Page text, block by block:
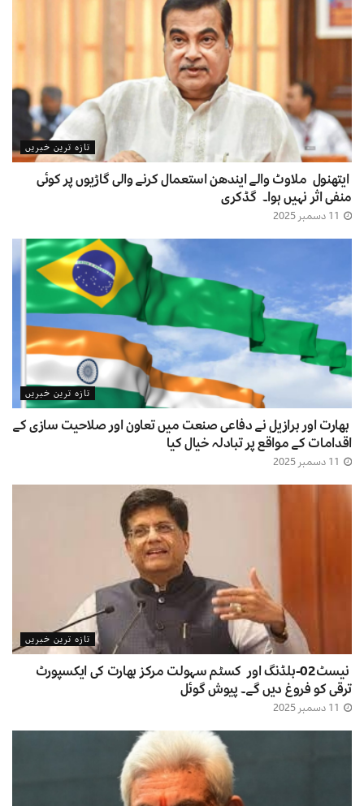
تازہ ترین خبریں
ایتھنول ملاوٹ والے ایندھن استعمال کرنے والی گاڑیوں پر کوئی
منفی اثر نہیں ہوا۔ گڈکری
تازہ ترین خبریں
بھارت اور برازیل نے دفاعی صنعت میں تعاون اور صلاحیت سازی کے
اقدامات کے مواقع پر تبادلہ خیال کیا
تازہ ترین خبریں
نیسٹ02-بلڈنگ اور کسٹم سہولت مرکز بھارت کی ایکسپورٹ
ترقی کو فروغ دیں گے۔ پیوش گوئل